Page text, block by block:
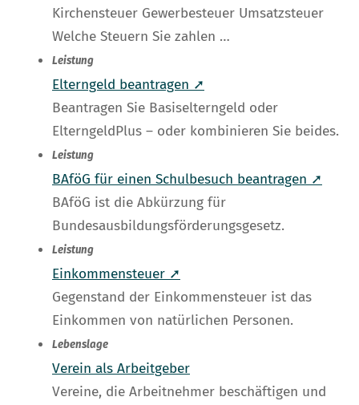
Kirchensteuer Gewerbesteuer Umsatzsteuer
Welche Steuern Sie zahlen …
Leistung
Elterngeld beantragen ➚
Beantragen Sie Basiselterngeld oder
ElterngeldPlus – oder kombinieren Sie beides.
Leistung
BAföG für einen Schulbesuch beantragen ➚
BAföG ist die Abkürzung für
Bundesausbildungsförderungsgesetz.
Leistung
Einkommensteuer ➚
Gegenstand der Einkommensteuer ist das
Einkommen von natürlichen Personen.
Lebenslage
Verein als Arbeitgeber
Vereine, die Arbeitnehmer beschäftigen und